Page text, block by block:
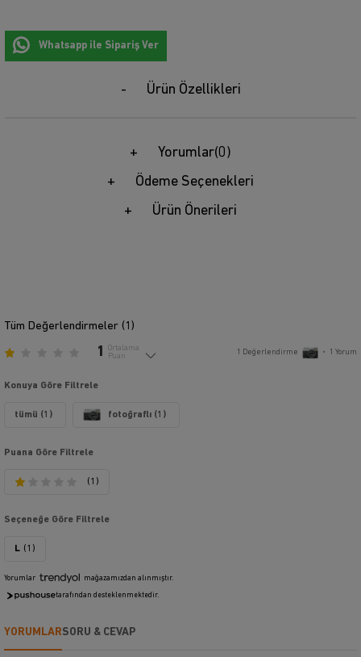
Whatsapp ile Sipariş Ver
Ürün Özellikleri
Yorumlar(0)
Ödeme Seçenekleri
Ürün Önerileri
Tüm Değerlendirmeler ( 1 )
1
Ortalama
Puan
1 Değerlendirme • 1 Yorum
Konuya Göre Filtrele
tümü (1) fotoğraflı (1)
Puana Göre Filtrele
(1)
Seçeneğe Göre Filtrele
L (1)
Yorumlar mağazamızdan alınmıştır.
tarafından desteklenmektedir.
YORUMLARSORU & CEVAP